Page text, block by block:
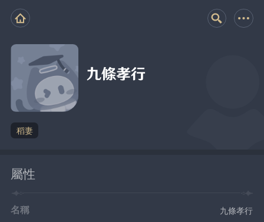
九條孝行
稻妻
屬性
名稱 九條孝行